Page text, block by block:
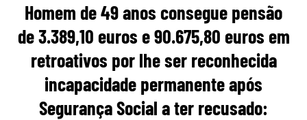
Homem de 49 anos consegue pensão
de 3.389,10 euros e 90.675,80 euros em
retroativos por lhe ser reconhecida
incapacidade permanente após
Segurança Social a ter recusado: